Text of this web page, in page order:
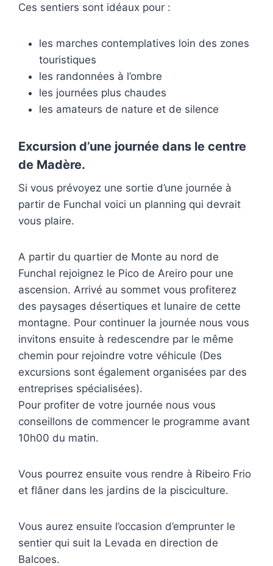
Ces sentiers sont idéaux pour :
les marches contemplatives loin des zones
touristiques
les randonnées à l’ombre
les journées plus chaudes
les amateurs de nature et de silence
Excursion d’une journée dans le centre
de Madère.
Si vous prévoyez une sortie d’une journée à
partir de Funchal voici un planning qui devrait
vous plaire.
A partir du quartier de Monte au nord de
Funchal rejoignez le Pico de Areiro pour une
ascension. Arrivé au sommet vous profiterez
des paysages désertiques et lunaire de cette
montagne. Pour continuer la journée nous vous
invitons ensuite à redescendre par le même
chemin pour rejoindre votre véhicule (Des
excursions sont également organisées par des
entreprises spécialisées).
Pour profiter de votre journée nous vous
conseillons de commencer le programme avant
10h00 du matin.
Vous pourrez ensuite vous rendre à Ribeiro Frio
et flâner dans les jardins de la pisciculture.
Vous aurez ensuite l’occasion d’emprunter le
sentier qui suit la Levada en direction de
Balcoes.